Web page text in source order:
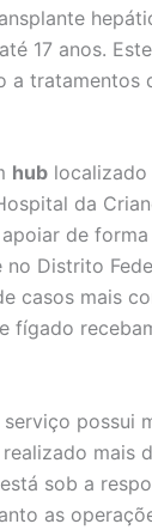
17 anos.
a
hub localizado
da
de
no Distrito
casos mais
fígado
possui
mais
sob a
as